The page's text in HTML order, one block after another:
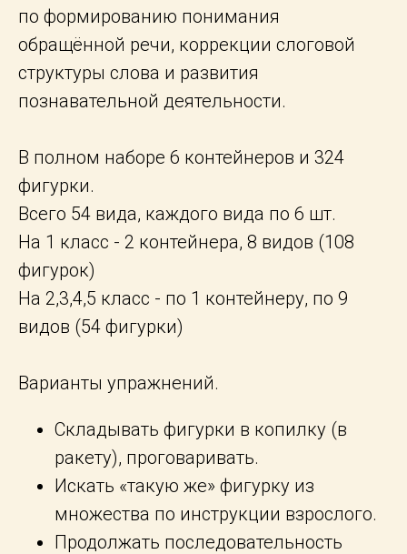
по формированию понимания
обращённой речи, коррекции слоговой
структуры слова и развития
познавательной деятельности.
В полном наборе 6 контейнеров и 324
фигурки.
Всего 54 вида, каждого вида по 6 шт.
На 1 класс - 2 контейнера, 8 видов (108
фигурок)
На 2,3,4,5 класс - по 1 контейнеру, по 9
видов (54 фигурки)
Варианты упражнений.
Складывать фигурки в копилку (в
ракету), проговаривать.
Искать «такую же» фигурку из
множества по инструкции взрослого.
Продолжать последовательность